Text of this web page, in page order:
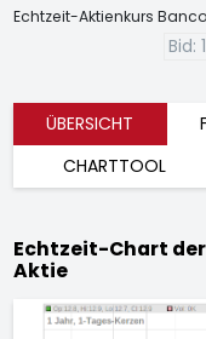
Echtzeit-Aktienkurs
Bid:
ÜBERSICHT
CHARTTOOL
Echtzeit-Chart der
Aktie